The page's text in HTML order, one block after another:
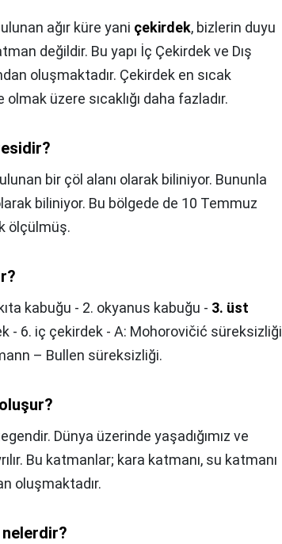
ağır küre yani çekirdek, bizlerin duyu
değildir. Bu yapı İç Çekirdek ve Dış
oluşmaktadır. Çekirdek en sıcak
üzere sıcaklığı daha fazladır.
bir çöl alanı olarak biliniyor. Bununla
biliniyor. Bu bölgede de 10 Temmuz
ölçülmüş.
kabuğu - 2. okyanus kabuğu - 3. üst
- 6. iç çekirdek - A: Mohorovičić süreksizliği
– Bullen süreksizliği.
Dünya üzerinde yaşadığımız ve
Bu katmanlar; kara katmanı, su katmanı
oluşmaktadır.
nelerdir?